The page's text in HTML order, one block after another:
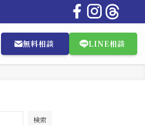
無料相談 LINE相談
検索